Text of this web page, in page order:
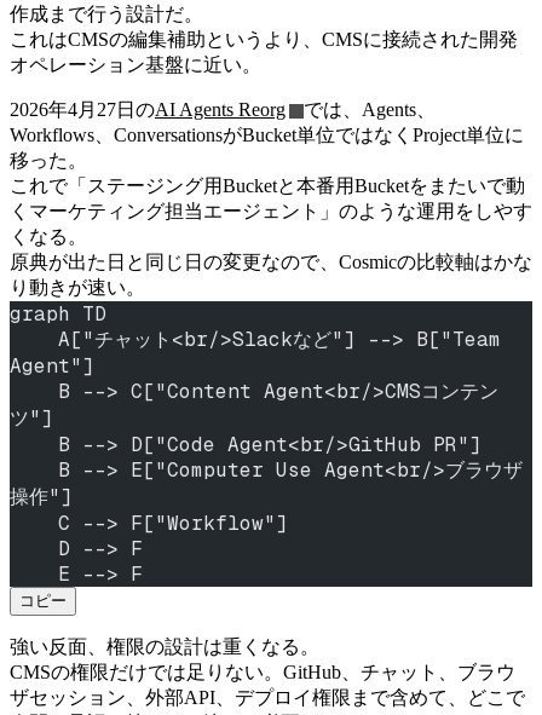
作成まで行う設計だ。
これはCMSの編集補助というより、CMSに接続された開発
オペレーション基盤に近い。
2026年4月27日のAI Agents Reorg
では、Agents、
Workflows、ConversationsがBucket単位ではなくProject単位に
移った。
これで「ステージング用Bucketと本番用Bucketをまたいで動
くマーケティング担当エージェント」のような運用をしやす
くなる。
原典が出た日と同じ日の変更なので、Cosmicの比較軸はかな
り動きが速い。
graph TD
Agent"]
ツ"]
    B --> D["Code Agent<br/>GitHub PR"]
操作"]
    C --> F["Workflow"]
    D --> F
    E --> F
コピー
強い反面、権限の設計は重くなる。
CMSの権限だけでは足りない。GitHub、チャット、ブラウ
ザセッション、外部API、デプロイ権限まで含めて、どこで